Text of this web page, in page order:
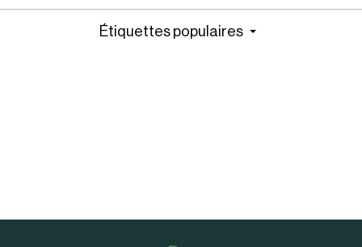
Étiquettes populaires